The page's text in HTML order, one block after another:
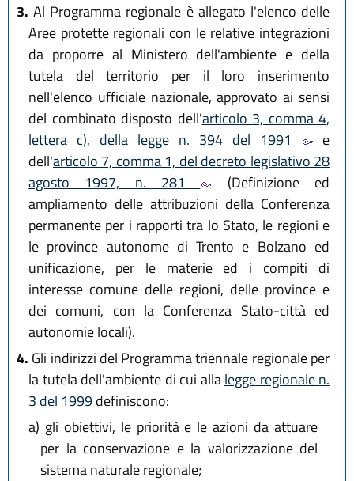
3. Al Programma regionale è allegato l'elenco delle
Aree protette regionali con le relative integrazioni
da proporre al Ministero dell'ambiente e della
tutela del territorio per il loro inserimento
nell'elenco ufficiale nazionale, approvato ai sensi
del combinato disposto dell'articolo 3, comma 4,
lettera c), della legge n. 394 del 1991
e
dell'articolo 7, comma 1, del decreto legislativo 28
agosto 1997, n. 281
(Definizione ed
ampliamento delle attribuzioni della Conferenza
permanente per i rapporti tra lo Stato, le regioni e
le province autonome di Trento e Bolzano ed
unificazione, per le materie ed i compiti di
interesse comune delle regioni, delle province e
dei comuni, con la Conferenza Stato-città ed
autonomie locali).
4. Gli indirizzi del Programma triennale regionale per
la tutela dell'ambiente di cui allalegge regionale n.
3 del 1999definiscono:
a) gli obiettivi, le priorità e le azioni da attuare
per la conservazione e la valorizzazione del
sistema naturale regionale;